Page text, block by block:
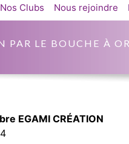
PAR LE BOUCHE À
Nos Clubs Nous rejoindre
EGAMI CRÉATION